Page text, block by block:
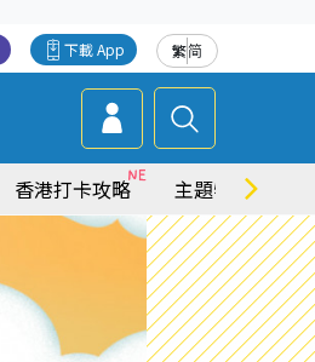
繁简
下載 App
香港打卡攻略 主題特集